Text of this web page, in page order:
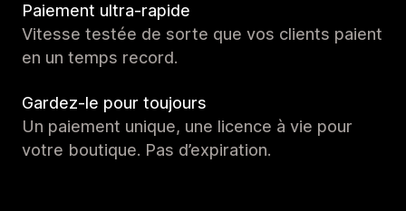
Paiement ultra-rapide
Vitesse testée de sorte que vos clients paient
en un temps record.
Gardez-le pour toujours
Un paiement unique, une licence à vie pour
votre boutique. Pas d’expiration.